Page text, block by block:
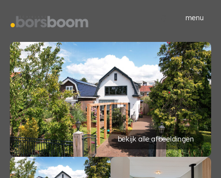
menu
bekijk alle afbeeldingen